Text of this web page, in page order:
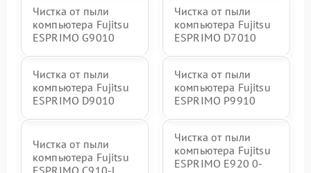
Чистка от пыли
компьютера Fujitsu
ESPRIMO G9010
Чистка от пыли
компьютера Fujitsu
ESPRIMO D7010
Чистка от пыли
компьютера Fujitsu
ESPRIMO D9010
Чистка от пыли
компьютера Fujitsu
ESPRIMO P9910
Чистка от пыли
компьютера Fujitsu
ESPRIMO C910-L
Чистка от пыли
компьютера Fujitsu
ESPRIMO E920 0-